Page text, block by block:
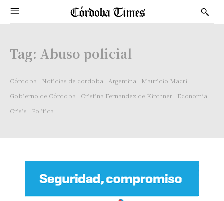
Tag: Abuso policial
Córdoba Noticias de cordoba Argentina
Mauricio Macri
Gobierno de Córdoba
Cristina Fernandez de Kirchner
Economía
Crisis
Politica